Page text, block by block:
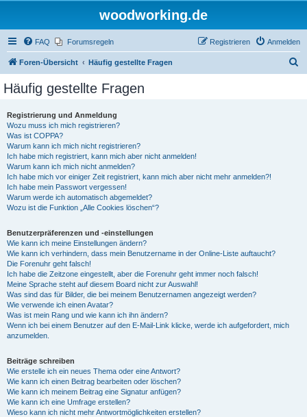
woodworking.de
FAQ Forumsregeln Anmelden
Registrieren
Foren-Übersicht Häufig gestellte Fragen
Häufig gestellte Fragen
Registrierung und Anmeldung
Wozu muss ich mich registrieren?
Was ist COPPA?
Warum kann ich mich nicht registrieren?
Ich habe mich registriert, kann mich aber nicht anmelden!
Warum kann ich mich nicht anmelden?
Ich habe mich vor einiger Zeit registriert, kann mich aber nicht mehr anmelden?!
Ich habe mein Passwort vergessen!
Warum werde ich automatisch abgemeldet?
Wozu ist die Funktion „Alle Cookies löschen“?
Benutzerpräferenzen und -einstellungen
Wie kann ich meine Einstellungen ändern?
Wie kann ich verhindern, dass mein Benutzername in der Online-Liste auftaucht?
Die Forenuhr geht falsch!
Ich habe die Zeitzone eingestellt, aber die Forenuhr geht immer noch falsch!
Meine Sprache steht auf diesem Board nicht zur Auswahl!
Was sind das für Bilder, die bei meinem Benutzernamen angezeigt werden?
Wie verwende ich einen Avatar?
Was ist mein Rang und wie kann ich ihn ändern?
Wenn ich bei einem Benutzer auf den E-Mail-Link klicke, werde ich aufgefordert, mich
anzumelden.
Beiträge schreiben
Wie erstelle ich ein neues Thema oder eine Antwort?
Wie kann ich einen Beitrag bearbeiten oder löschen?
Wie kann ich meinem Beitrag eine Signatur anfügen?
Wie kann ich eine Umfrage erstellen?
Wieso kann ich nicht mehr Antwortmöglichkeiten erstellen?